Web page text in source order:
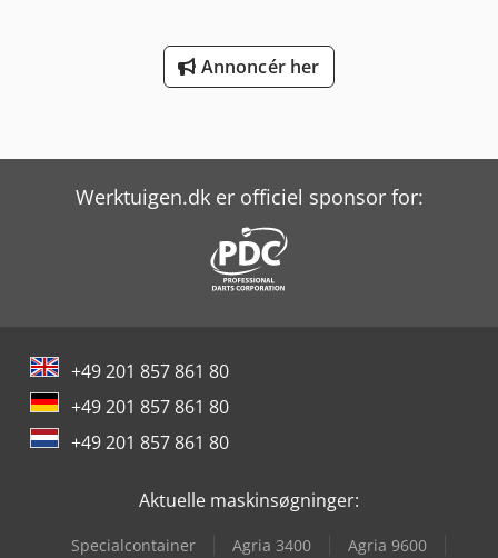
Annoncér her
Werktuigen.dk er officiel sponsor for:
+49 201 857 861 80
+49 201 857 861 80
+49 201 857 861 80
Aktuelle maskinsøgninger:
Specialcontainer Agria 3400
Agria 9600